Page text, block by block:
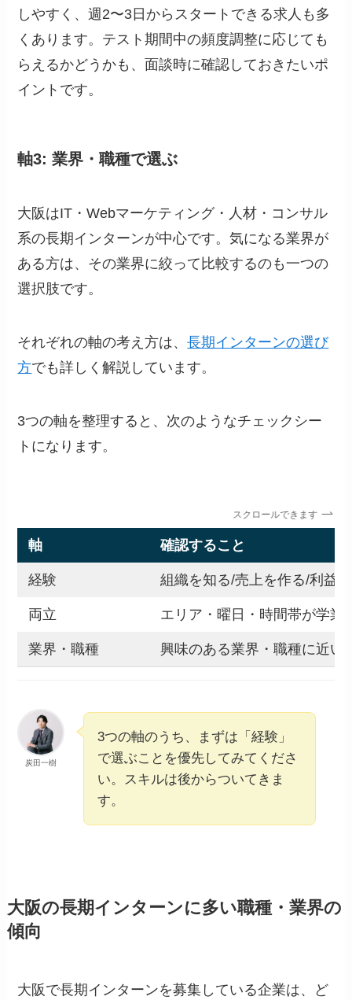
しやすく、週2〜3日からスタートできる求人も多
くあります。テスト期間中の頻度調整に応じても
らえるかどうかも、面談時に確認しておきたいポ
イントです。
軸3: 業界・職種で選ぶ
大阪はIT・Webマーケティング・人材・コンサル
系の長期インターンが中心です。気になる業界が
ある方は、その業界に絞って比較するのも一つの
選択肢です。
それぞれの軸の考え方は、長期インターンの選び
方でも詳しく解説しています。
3つの軸を整理すると、次のようなチェックシー
トになります。
スクロールできます
軸 確認すること
経験 組織を知る/売上を作る/利益
両立 エリア・曜日・時間帯が学業
業界・職種 興味のある業界・職種に近い
炭田一樹
3つの軸のうち、まずは「経験」
で選ぶことを優先してみてくださ
い。スキルは後からついてきま
す。
大阪の長期インターンに多い職種・業界の
傾向
大阪で長期インターンを募集している企業は、ど